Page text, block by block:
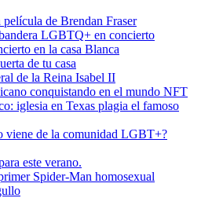
de Brendan Fraser
LGBTQ+ en concierto
en la casa Blanca
de tu casa
de la Reina Isabel II
conquistando en el mundo NFT
iglesia en Texas plagia el famoso
viene de la comunidad LGBT+?
este verano.
Spider-Man homosexual